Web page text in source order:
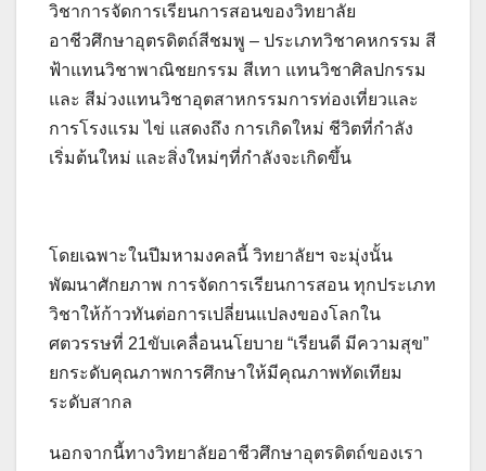
วิชาการจัดการเรียนการสอนของวิทยาลัย
อาชีวศึกษาอุตรดิตถ์สีชมพู – ประเภทวิชาคหกรรม สี
ฟ้าแทนวิชาพาณิชยกรรม สีเทา แทนวิชาศิลปกรรม
และ สีม่วงแทนวิชาอุตสาหกรรมการท่องเที่ยวและ
การโรงแรม ไข่ แสดงถึง การเกิดใหม่ ชีวิตที่กำลัง
เริ่มต้นใหม่ และสิ่งใหม่ๆที่กำลังจะเกิดขึ้น
โดยเฉพาะในปีมหามงคลนี้ วิทยาลัยฯ จะมุ่งนั้น
พัฒนาศักยภาพ การจัดการเรียนการสอน ทุกประเภท
วิชาให้ก้าวทันต่อการเปลี่ยนแปลงของโลกใน
ศตวรรษที่ 21ขับเคลื่อนนโยบาย “เรียนดี มีความสุข”
ยกระดับคุณภาพการศึกษาให้มีคุณภาพทัดเทียม
ระดับสากล
นอกจากนี้ทางวิทยาลัยอาชีวศึกษาอุตรดิตถ์ของเรา